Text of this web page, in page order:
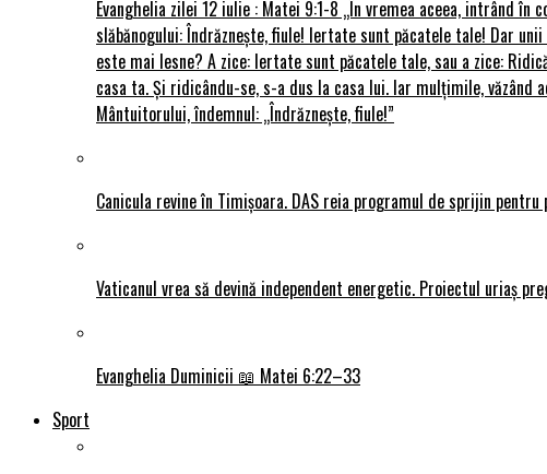
Evanghelia zilei 12 iulie : Matei 9:1-8 „În vremea aceea, intrând
slăbănogului: Îndrăznește, fiule! Iertate sunt păcatele tale! Dar
este mai lesne? A zice: Iertate sunt păcatele tale, sau a zice:
casa ta. Și ridicându-se, s-a dus la casa lui. Iar mulțimile, văzând
Mântuitorului, îndemnul: „Îndrăznește, fiule!”
Canicula revine în Timișoara. DAS reia programul de sprijin
Vaticanul vrea să devină independent energetic. Proiectul uriaș
Evanghelia Duminicii 📖 Matei 6:22–33
Sport